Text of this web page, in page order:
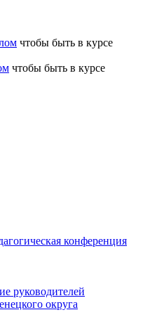
чтобы быть в курсе
чтобы быть в курсе
конференция
руководителей
округа